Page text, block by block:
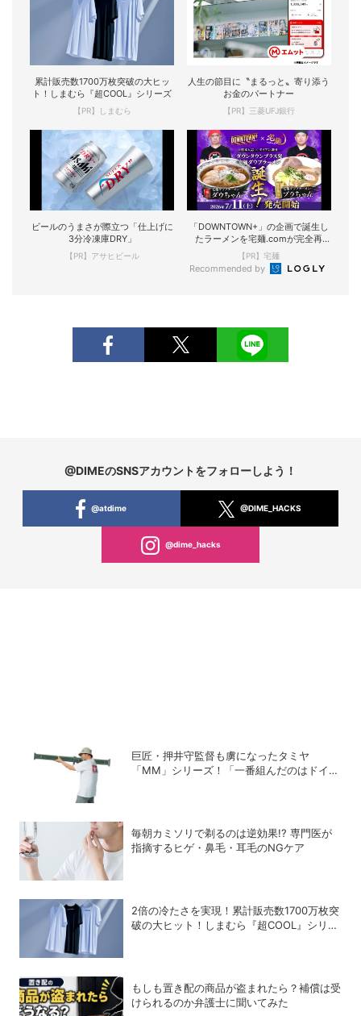
累計販売数1700万枚突破の大ヒッ
ト！しまむら『超COOL』シリーズ
【PR】しまむら
人生の節目に〝まるっと〟寄り添う
お金のパートナー
【PR】三菱UFJ銀行
ビールのうまさが際立つ「仕上げに
3分冷凍庫DRY」
【PR】アサヒビール
「DOWNTOWN+」の企画で誕生し
たラーメンを宅麺.comが完全再
現！
【PR】宅麺
Recommended by
@DIMEのSNSアカウントをフォローしよう！
@atdime @DIME_HACKS
@dime_hacks
巨匠・押井守監督も虜になったタミヤ
「MM」シリーズ！「一番組んだのはドイツ
毎朝カミソリで剃るのは逆効果!? 専門医が
指摘するヒゲ・鼻毛・耳毛のNGケア
2倍の冷たさを実現！累計販売数1700万枚突
破の大ヒット！しまむら『超COOL』シリー
もしも置き配の商品が盗まれたら？補償は受
けられるのか弁護士に聞いてみた